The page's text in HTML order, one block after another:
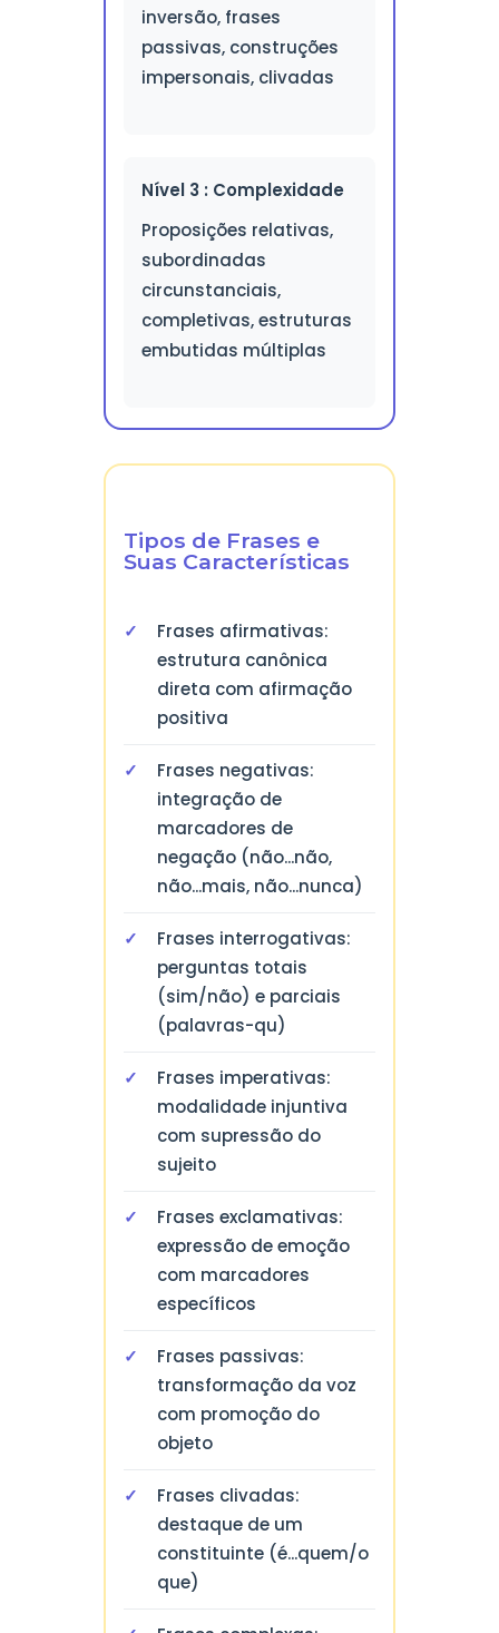
inversão, frases
passivas, construções
impersonais, clivadas
Nível 3 : Complexidade
Proposições relativas,
subordinadas
circunstanciais,
completivas, estruturas
embutidas múltiplas
Tipos de Frases e
Suas Características
Frases afirmativas:
estrutura canônica
direta com afirmação
positiva
Frases negativas:
integração de
marcadores de
negação (não...não,
não...mais, não...nunca)
Frases interrogativas:
perguntas totais
(sim/não) e parciais
(palavras-qu)
Frases imperativas:
modalidade injuntiva
com supressão do
sujeito
Frases exclamativas:
expressão de emoção
com marcadores
específicos
Frases passivas:
transformação da voz
com promoção do
objeto
Frases clivadas:
destaque de um
constituinte (é...quem/o
que)